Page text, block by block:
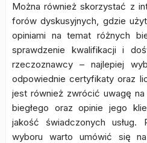
Można również skorzystać z
forów dyskusyjnych, gdzie
opiniami na temat różnych
sprawdzenie kwalifikacji i
rzeczoznawcy – najlepiej
odpowiednie certyfikaty oraz
jest również zwrócić uwagę
biegłego oraz opinie jego
jakość świadczonych usług.
wyboru warto umówić się